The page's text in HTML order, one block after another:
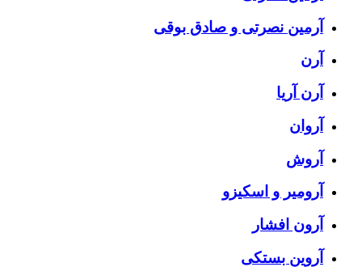
آرمین نصرتی و صادق بوقی
آرن
آرن آریا
آروان
آروش
آرومیر و اسکیزو
آرون افشار
آروین بستکی